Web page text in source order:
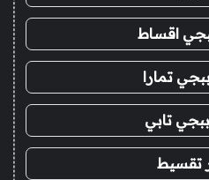
اقساط
تمارا
تابي
تقسيط